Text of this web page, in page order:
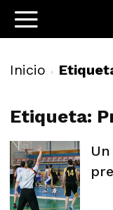
Inicio
Etiqueta: